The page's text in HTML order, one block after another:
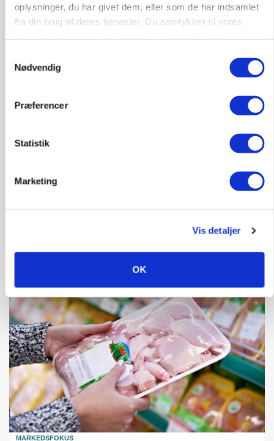
oplysninger, du har givet dem, eller som de har indsamlet
fra din brug af deres tjenester. Du samtykker til vores
Nødvendig
Præferencer
Statistik
Marketing
Vis detaljer
OK
KWS Rallys topper årets sortsforsøg i vinterbyg
CAP-I-DANMARK
MARKEDSFOKUS